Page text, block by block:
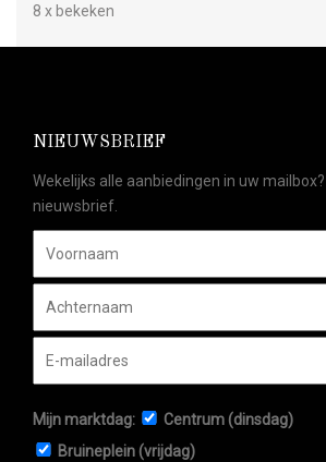
8 x bekeken
NIEUWSBRIEF
Wekelijks alle aanbiedingen in uw
nieuwsbrief.
Mijn marktdag:
Centrum (dinsdag)
Bruineplein (vrijdag)